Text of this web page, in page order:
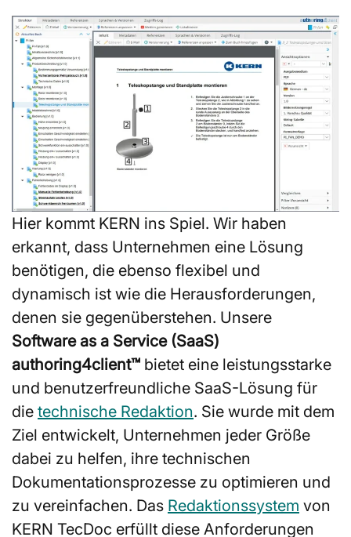
Hier kommt KERN ins Spiel. Wir haben
erkannt, dass Unternehmen eine Lösung
benötigen, die ebenso flexibel und
dynamisch ist wie die Herausforderungen,
denen sie gegenüberstehen. Unsere
Software as a Service (SaaS)
authoring4client™ bietet eine leistungsstarke
und benutzerfreundliche SaaS-Lösung für
die technische Redaktion. Sie wurde mit dem
Ziel entwickelt, Unternehmen jeder Größe
dabei zu helfen, ihre technischen
Dokumentationsprozesse zu optimieren und
zu vereinfachen. Das Redaktionssystem von
KERN TecDoc erfüllt diese Anforderungen